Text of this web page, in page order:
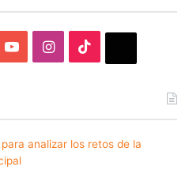
YouTubeInstagram
analizar los retos de la